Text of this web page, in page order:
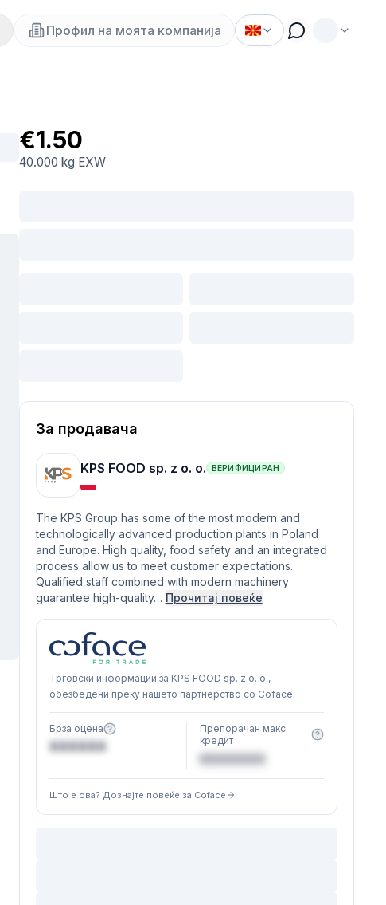
Профил на моята компанија
€1.50
40.000 kg EXW
За продавача
KPS FOOD sp. z o. o. ВЕРИФИЦИРАН
The KPS Group has some of the most modern and
technologically advanced production plants in Poland
and Europe. High quality, food safety and an integrated
process allow us to meet customer expectations.
Qualified staff combined with modern machinery
guarantee high-quality… Прочитај повеќе
Трговски информации за KPS FOOD sp. z o. o.,
обезбедени преку нашето партнерство со Coface.
Брза оцена
XXXXXX
Препорачан макс.
кредит
Што е ова? Дознајте повеќе за Coface